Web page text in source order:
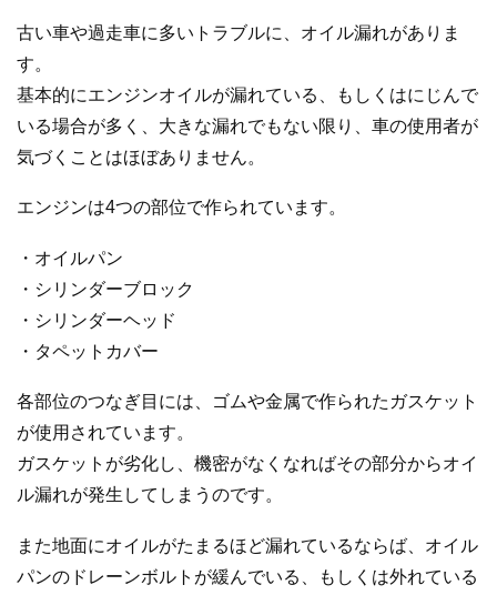
古い車や過走車に多いトラブルに、オイル漏れがありま
す。
基本的にエンジンオイルが漏れている、もしくはにじんで
いる場合が多く、大きな漏れでもない限り、車の使用者が
気づくことはほぼありません。
エンジンは4つの部位で作られています。
・オイルパン
・シリンダーブロック
・シリンダーヘッド
・タペットカバー
各部位のつなぎ目には、ゴムや金属で作られたガスケット
が使用されています。
ガスケットが劣化し、機密がなくなればその部分からオイ
ル漏れが発生してしまうのです。
また地面にオイルがたまるほど漏れているならば、オイル
パンのドレーンボルトが緩んでいる、もしくは外れている